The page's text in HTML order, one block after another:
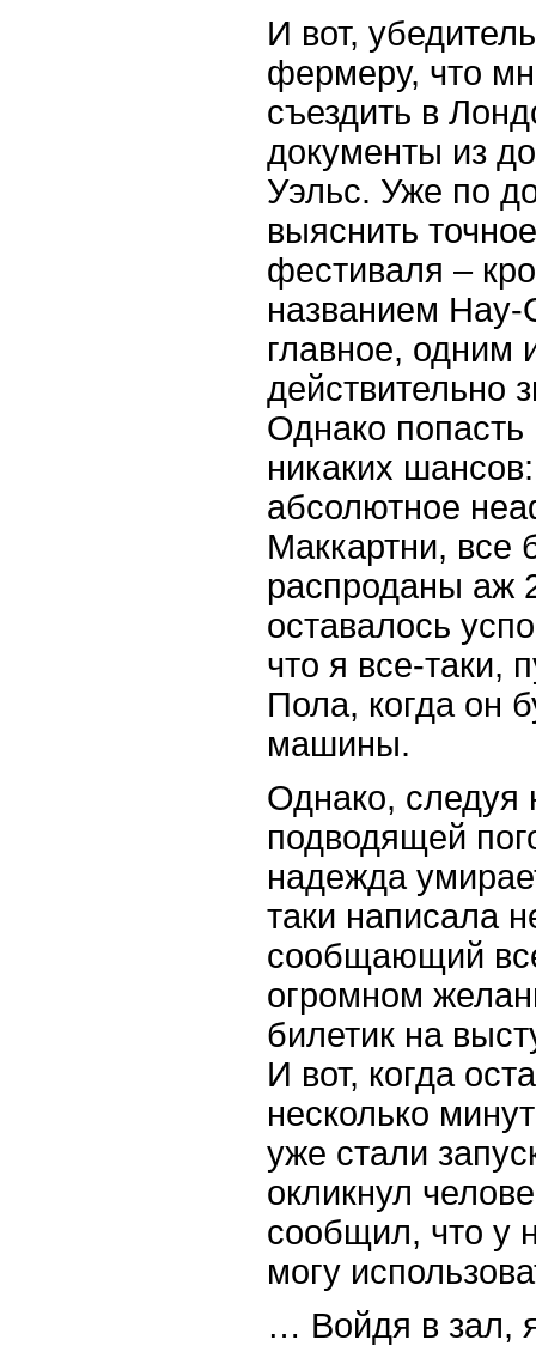
И вот,
фермеру, что
съездить в
документы из
Уэльс. Уже по
выяснить
фестиваля –
названием Hay-
главное, одним
действительно
Однако
никаких
абсолютное
Маккартни, все
распроданы аж
оставалось
что я все-таки,
Пола, когда он
машины.
Однако, следуя
подводящей
надежда
таки написала
сообщающий
огромном
билетик на
И вот, когда
несколько
уже стали
окликнул
сообщил, что у
могу
… Войдя в зал,